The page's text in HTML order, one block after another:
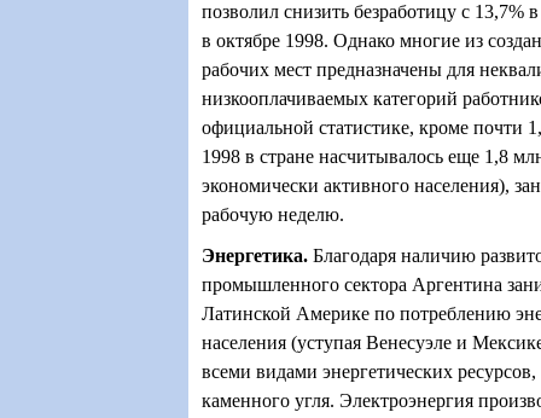
позволил снизить безработицу с 13,7%
в октябре 1998. Однако многие из
рабочих мест предназначены для
низкооплачиваемых категорий
официальной статистике, кроме почти
1998 в стране насчитывалось еще 1,8
экономически активного населения),
рабочую неделю.
Энергетика. Благодаря наличию
промышленного сектора Аргентина
Латинской Америке по потреблению
населения (уступая Венесуэле и
всеми видами энергетических
каменного угля. Электроэнергия